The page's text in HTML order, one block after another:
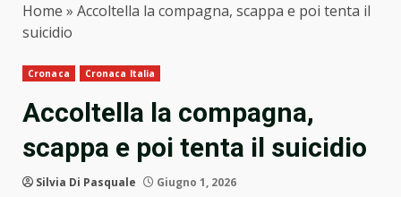
Home » Accoltella la compagna, scappa e poi tenta il
suicidio
Cronaca Cronaca Italia
Accoltella la compagna,
scappa e poi tenta il suicidio
Silvia Di Pasquale Giugno 1, 2026